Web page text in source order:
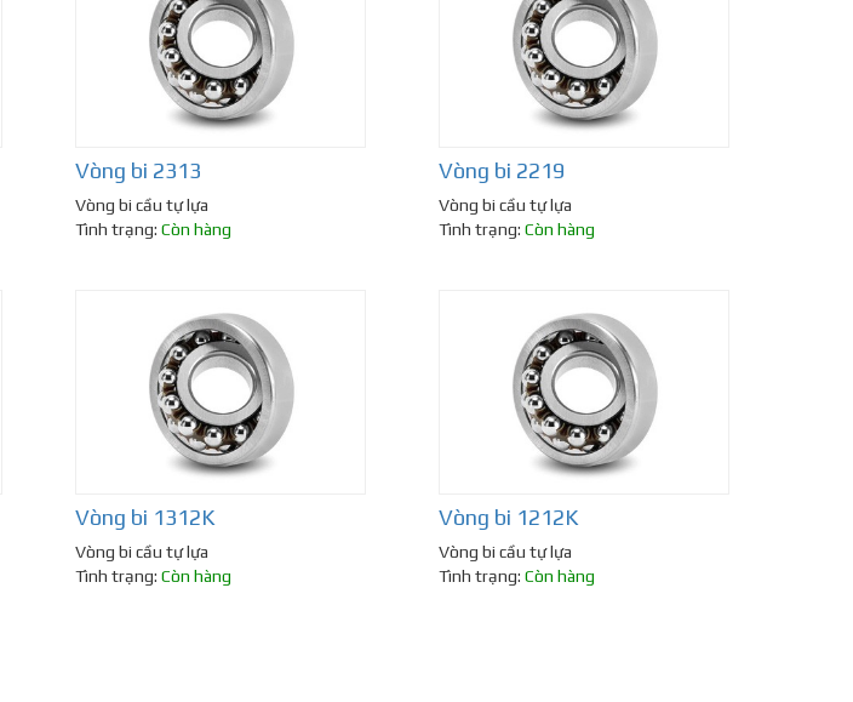
Vòng bi 2313
Vòng bi cầu tự lựa
Tình trạng: Còn hàng
Vòng bi 2219
Vòng bi cầu tự lựa
Tình trạng: Còn hàng
Vòng bi 1312K
Vòng bi cầu tự lựa
Tình trạng: Còn hàng
Vòng bi 1212K
Vòng bi cầu tự lựa
Tình trạng: Còn hàng